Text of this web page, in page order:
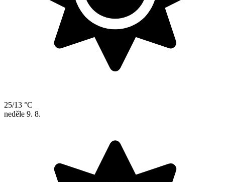
25/13 °C
neděle 9. 8.